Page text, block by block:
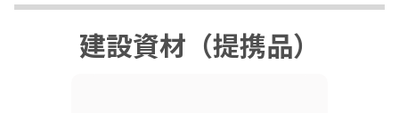
建設資材（提携品）